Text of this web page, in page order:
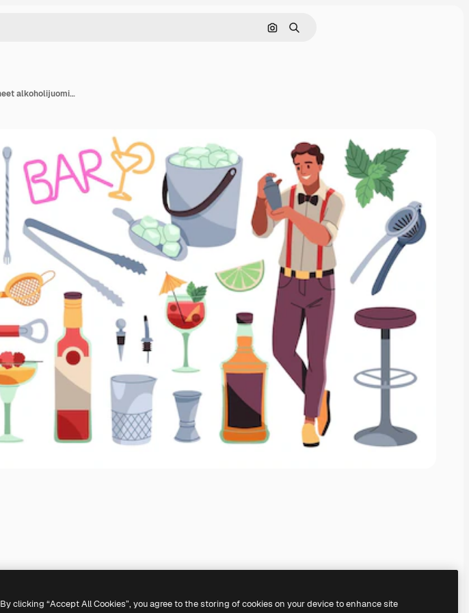
Hae kuvan perusteella
Haku
Cocktailbaarin työvälineet Ammattimaiset baarimikon välineet alkoholijuomien luomiseen mitta, shakeri ja siivilä pullot ja lasit sarjakuva litteät eristetyt elementit siisti vektorisetti
By clicking “Accept All Cookies”, you agree to the storing of cookies on your device to enhance site